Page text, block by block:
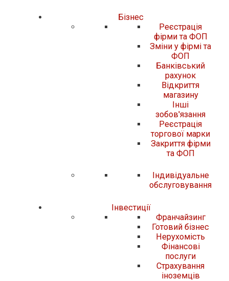
Бізнес
Реєстрація
фірми та ФОП
Зміни у фірмі та
ФОП
Банківський
рахунок
Відкриття
магазину
Інші
зобов'язання
Реєстрація
торгової марки
Закриття фірми
та ФОП
Індивідуальне
обслуговування
Iнвестиції
Франчайзинг
Готовий бізнес
Нерухомість
Фінансові
послуги
Страхування
іноземців